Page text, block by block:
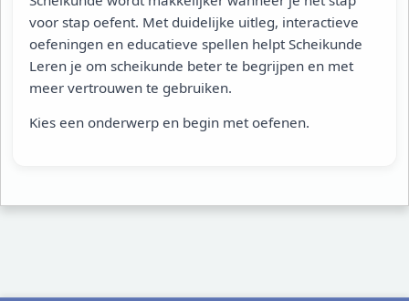
voor stap oefent. Met duidelijke uitleg, interactieve
oefeningen en educatieve spellen helpt Scheikunde
Leren je om scheikunde beter te begrijpen en met
meer vertrouwen te gebruiken.
Kies een onderwerp en begin met oefenen.